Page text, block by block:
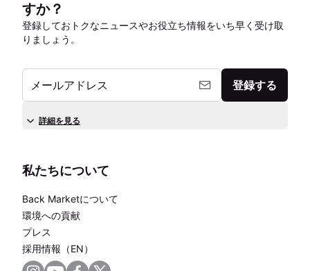
すか？
登録しておトクなニュースやお役立ち情報をいち早く受け取
りましょう。
メールアドレス 登録する
詳細を見る
私たちについて
Back Marketについて
環境への貢献
プレス
採用情報（EN）